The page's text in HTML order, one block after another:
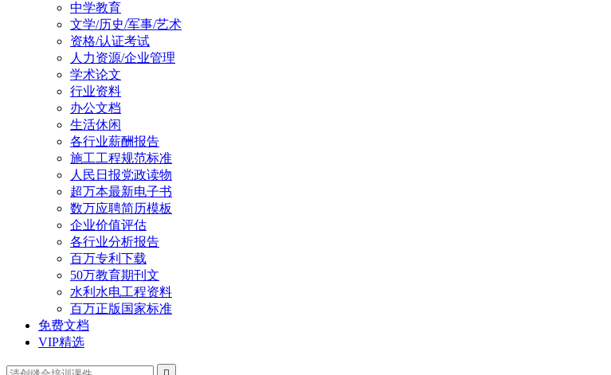
中学教育
文学/历史/军事/艺术
资格/认证考试
人力资源/企业管理
学术论文
行业资料
办公文档
生活休闲
各行业薪酬报告
施工工程规范标准
人民日报党政读物
超万本最新电子书
数万应聘简历模板
企业价值评估
各行业分析报告
百万专利下载
50万教育期刊文
水利水电工程资料
百万正版国家标准
免费文档
VIP精选